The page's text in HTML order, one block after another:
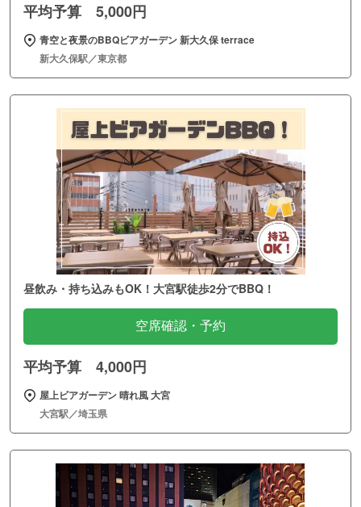
平均予算 5,000円
青空と夜景のBBQビアガーデン 新大久保 terrace
新大久保駅／東京都
昼飲み・持ち込みもOK！大宮駅徒歩2分でBBQ！
空席確認・予約
平均予算 4,000円
屋上ビアガーデン 晴れ風 大宮
大宮駅／埼玉県